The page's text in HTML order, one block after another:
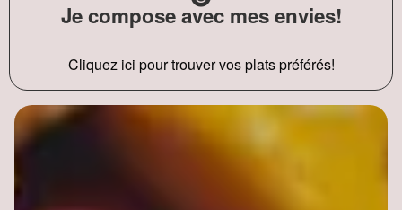
Je compose avec mes envies!
Cliquez ici pour trouver vos plats préférés!